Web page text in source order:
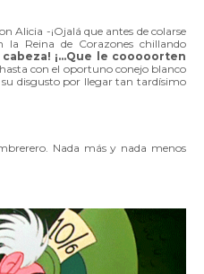
Alicia -¡Ojalá que antes de colarse
Reina de Corazones chillando
¡...Que le cooooorten
con el oportuno conejo blanco
disgusto por llegar tan tardísimo
Nada más y nada menos